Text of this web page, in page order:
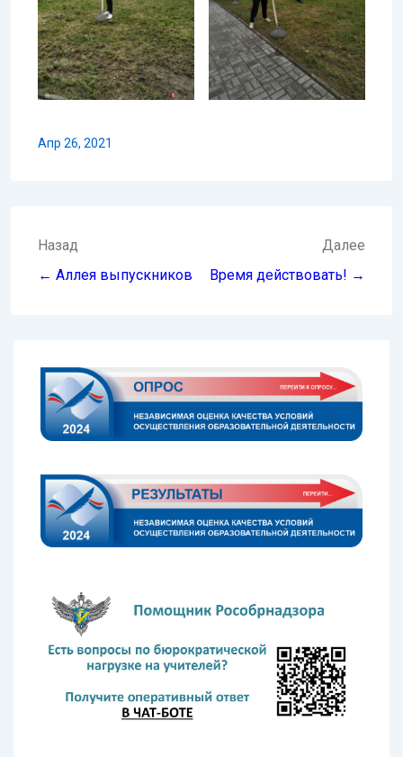
Апр 26, 2021
Навигация
по
Назад
← Аллея выпускников
Далее
Время действовать! →